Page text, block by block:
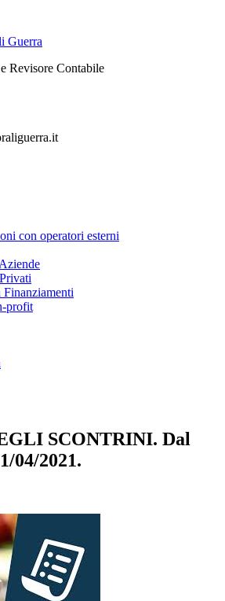
Guerra
Revisore Contabile
con operatori esterni
Finanziamenti
profit
SCONTRINI. Dal
04/2021.